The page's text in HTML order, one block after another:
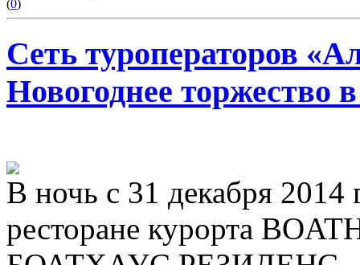
(0)
Сеть туроператоров
Новогоднее торжество
В ночь с 31 декабря 2014
ресторане курорта